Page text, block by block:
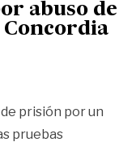
abuso de
prisión por un
pruebas